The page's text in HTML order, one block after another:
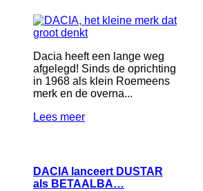
Dacia heeft een lange weg
afgelegd! Sinds de oprichting
in 1968 als klein Roemeens
merk en de overna...
Lees meer
DACIA lanceert DUSTAR
als BETAALBA…